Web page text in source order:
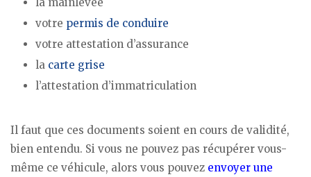
votre permis de conduire
votre attestation d’assurance
la carte grise
l’attestation d’immatriculation
Il faut que ces documents soient en cours de validité,
bien entendu. Si vous ne pouvez pas récupérer vous-
même ce véhicule, alors vous pouvez envoyer une